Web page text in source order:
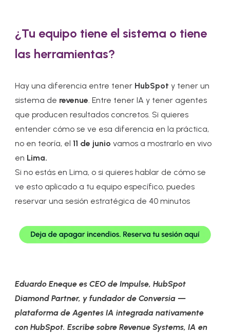
¿Tu equipo tiene el sistema o tiene
las herramientas?
Hay una diferencia entre tener HubSpoty tener un
sistema de revenue . Entre tener IA y tener agentes
que producen resultados concretos. Si quieres
entender cómo se ve esa diferencia en la práctica,
no en teoría, el11 de junio vamos a mostrarlo en vivo
en Lima.
Si no estás en Lima, o si quieres hablar de cómo se
ve esto aplicado a tu equipo específico, puedes
reservar una sesión estratégica de 40 minutos
Eduardo Eneque es CEO de Impulse, HubSpot
Diamond Partner, y fundador de Conversia —
plataforma de Agentes IA integrada nativamente
con HubSpot. Escribe sobre Revenue Systems, IA en